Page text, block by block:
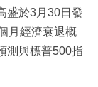
盛於3月30日發
月經濟衰退概
測與標普500指